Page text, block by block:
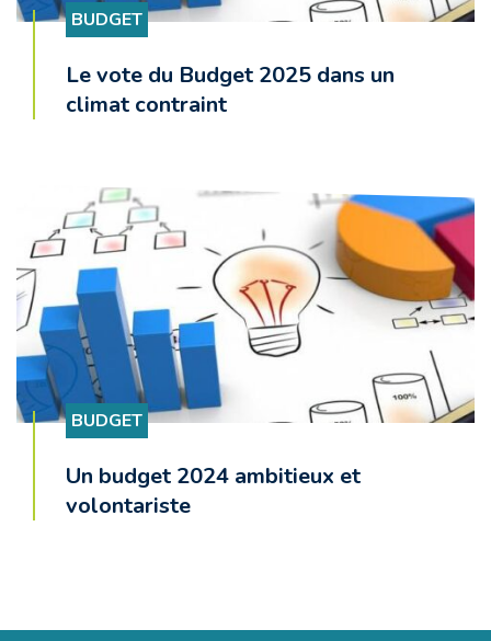
BUDGET
Le vote du Budget 2025 dans un
climat contraint
BUDGET
Un budget 2024 ambitieux et
volontariste